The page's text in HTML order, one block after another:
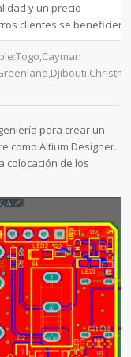
y un precio
clientes se beneficien
para crear un
como Altium Designer.
colocación de los